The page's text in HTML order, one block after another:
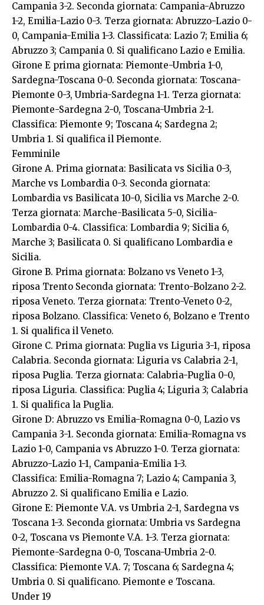
Campania 3-2. Seconda giornata: Campania-Abruzzo
1-2, Emilia-Lazio 0-3. Terza giornata: Abruzzo-Lazio 0-
0, Campania-Emilia 1-3. Classificata: Lazio 7; Emilia 6;
Abruzzo 3; Campania 0. Si qualificano Lazio e Emilia.
Girone E prima giornata: Piemonte-Umbria 1-0,
Sardegna-Toscana 0-0. Seconda giornata: Toscana-
Piemonte 0-3, Umbria-Sardegna 1-1. Terza giornata:
Piemonte-Sardegna 2-0, Toscana-Umbria 2-1.
Classifica: Piemonte 9; Toscana 4; Sardegna 2;
Umbria 1. Si qualifica il Piemonte.
Femminile
Girone A. Prima giornata: Basilicata vs Sicilia 0-3,
Marche vs Lombardia 0-3. Seconda giornata:
Lombardia vs Basilicata 10-0, Sicilia vs Marche 2-0.
Terza giornata: Marche-Basilicata 5-0, Sicilia-
Lombardia 0-4. Classifica: Lombardia 9; Sicilia 6,
Marche 3; Basilicata 0. Si qualificano Lombardia e
Sicilia.
Girone B. Prima giornata: Bolzano vs Veneto 1-3,
riposa Trento Seconda giornata: Trento-Bolzano 2-2.
riposa Veneto. Terza giornata: Trento-Veneto 0-2,
riposa Bolzano. Classifica: Veneto 6, Bolzano e Trento
1. Si qualifica il Veneto.
Girone C. Prima giornata: Puglia vs Liguria 3-1, riposa
Calabria. Seconda giornata: Liguria vs Calabria 2-1,
riposa Puglia. Terza giornata: Calabria-Puglia 0-0,
riposa Liguria. Classifica: Puglia 4; Liguria 3; Calabria
1. Si qualifica la Puglia.
Girone D: Abruzzo vs Emilia-Romagna 0-0, Lazio vs
Campania 3-1. Seconda giornata: Emilia-Romagna vs
Lazio 1-0, Campania vs Abruzzo 1-0. Terza giornata:
Abruzzo-Lazio 1-1, Campania-Emilia 1-3.
Classifica: Emilia-Romagna 7; Lazio 4; Campania 3,
Abruzzo 2. Si qualificano Emilia e Lazio.
Girone E: Piemonte V.A. vs Umbria 2-1, Sardegna vs
Toscana 1-3. Seconda giornata: Umbria vs Sardegna
0-2, Toscana vs Piemonte V.A. 1-3. Terza giornata:
Piemonte-Sardegna 0-0, Toscana-Umbria 2-0.
Classifica: Piemonte V.A. 7; Toscana 6; Sardegna 4;
Umbria 0. Si qualificano. Piemonte e Toscana.
Under 19